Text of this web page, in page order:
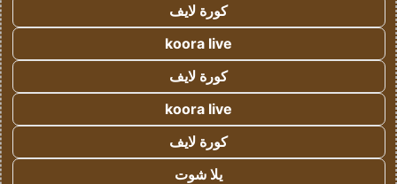
كورة لايف
koora live
كورة لايف
koora live
كورة لايف
يلا شوت